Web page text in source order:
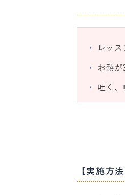
・
レッ
・
お熱
・
吐く、
【実施方法